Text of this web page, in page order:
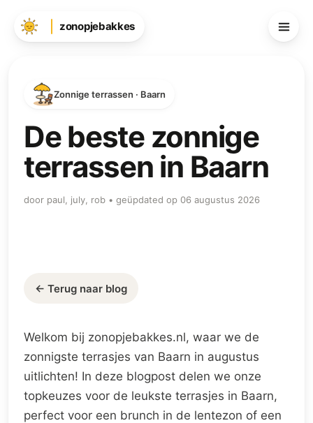
zonopjebakkes
Zonnige terrassen · Baarn
De beste zonnige
terrassen in Baarn
door paul, july, rob • geüpdated op 06 augustus 2026
← Terug naar blog
Welkom bij zonopjebakkes.nl, waar we de
zonnigste terrasjes van Baarn in augustus
uitlichten! In deze blogpost delen we onze
topkeuzes voor de leukste terrasjes in Baarn,
perfect voor een brunch in de lentezon of een